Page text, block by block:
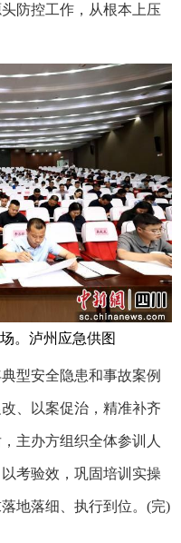
防控工作，从根本上压
。泸州应急供图
安全隐患和事故案例
、以案促治，精准补齐
主办方组织全体参训人
考验效，巩固培训实操
地落细、执行到位。(完)